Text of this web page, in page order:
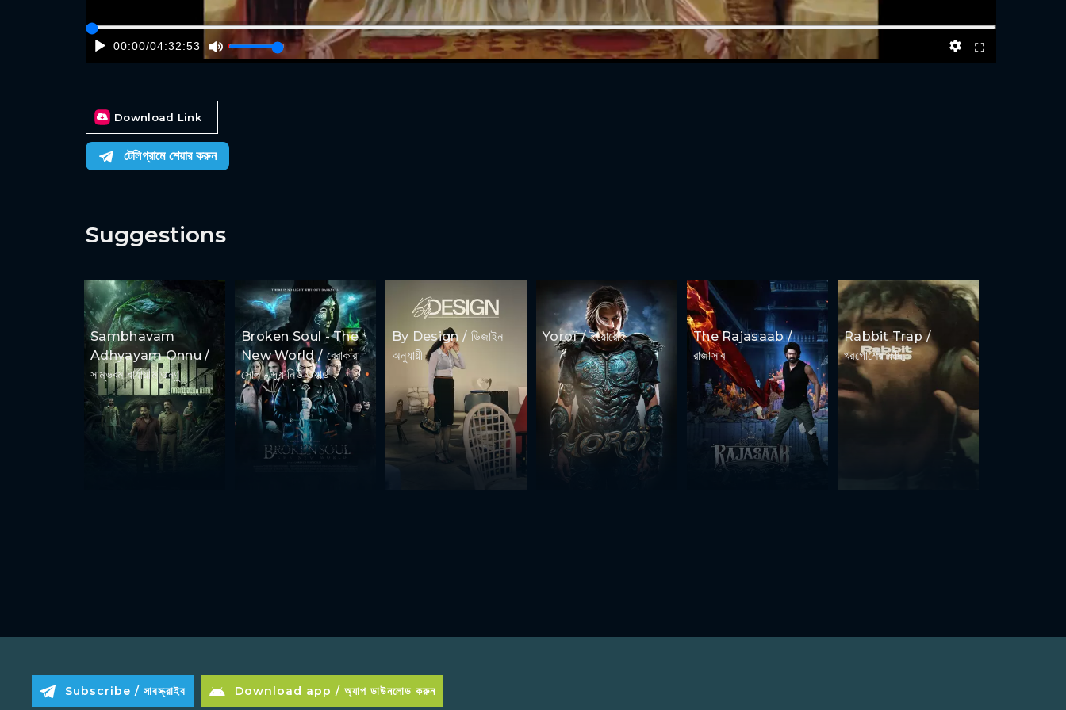
00:00/04:32:53
Download Link
টেলিগ্রামে শেয়ার করুন
Suggestions
Sambhavam
Adhyayam Onnu /
সাম্ভবম ধার্যায়াম ওন্ণু
Broken Soul - The
New World / ব্রোকার
সোল - দ্য নিউ ওয়ার্ল্ড
By Design / ডিজাইন
অনুযায়ী
Yoroï / ইয়োরোই
The Rajasaab /
রাজাসাব
Rabbit Trap /
খরগোশের ফাঁদ
Subscribe / সাবস্ক্রাইব Download app / অ্যাপ ডাউনলোড করুন